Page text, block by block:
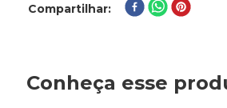
Compartilhar
Conheça esse